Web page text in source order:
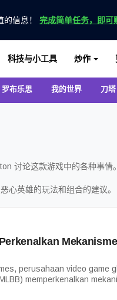
的信息！ 完成简单任务，即可
科技与小工具 炒作
罗布乐思 我的世界 刀
讨论这款游戏中的各种事情。
心英雄的玩法和组合的建议。
perusahaan video game
memperkenalkan